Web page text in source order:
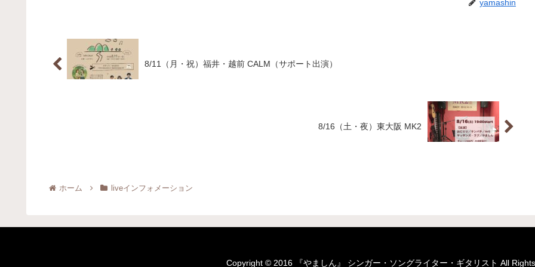
yamashin
8/11（月・祝）福井・越前 CALM（サポート出演）
8/16（土・夜）東大阪 MK2
ホーム liveインフォメーション
Copyright © 2016 『やましん』 シンガー・ソングライター・ギタリスト All